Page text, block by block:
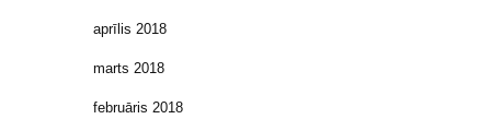
aprīlis 2018
marts 2018
februāris 2018